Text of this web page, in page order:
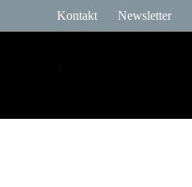
Kontakt Newsletter